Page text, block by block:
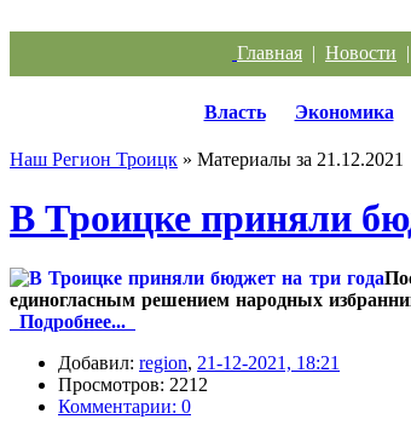
Главная | Новости |
Власть Экономика
Наш Регион Троицк » Материалы за 21.12.2021
В Троицке приняли
единогласным решением народных
Подробнее...
Добавил: region, 21-12-2021, 18:21
Просмотров: 2212
Комментарии: 0